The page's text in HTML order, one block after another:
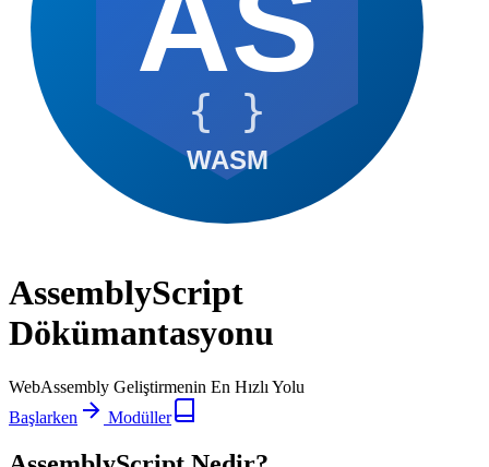
AssemblyScript
Dökümantasyonu
WebAssembly Geliştirmenin En Hızlı Yolu
Başlarken
Modüller